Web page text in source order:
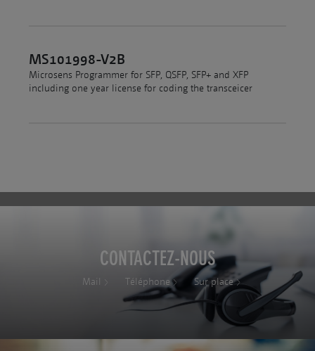
MS101998-V2B
Microsens Programmer for SFP, QSFP, SFP+ and XFP
including one year license for coding the transceicer
CONTACTEZ-NOUS
Mail Téléphone Sur place